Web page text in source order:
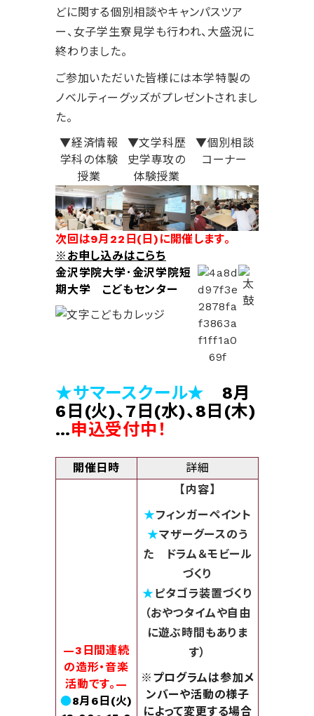
どに関する個別相談やキャンパスツア
ー、女子学生寮見学も行われ、大盛況に
終わりました。
ご参加いただいた皆様には本学特製の
ノベルティーグッズがプレゼントされまし
た。
▼経済情報
学科の体験
授業
▼文学科歴
史学専攻の
体験授業
▼個別相談
コーナー
次回は9月22日(日)に開催します。
※お申し込みはこらち
金沢学院大学･金沢学院短
期大学 こどもセンター
★サマースクール★
8月
6日(火)、7日(水)、8日(木)
…申込受付中！
開催日時 詳細
—3日間連続
の造形・音楽
活動です。—
●8月6日(火)
【内容】
★フィンガーペイント
★マザーグースのう
た
ドラム＆モビール
づくり
★ ピタゴラ装置づくり
（おやつタイムや自由
に遊ぶ時間もありま
す）
※ プログラムは参加メ
ンバーや活動の様子
によって変更する場合